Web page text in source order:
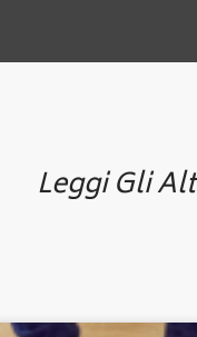
Leggi Gli